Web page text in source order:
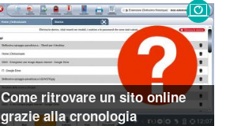
Come ritrovare un sito online
grazie alla cronologia